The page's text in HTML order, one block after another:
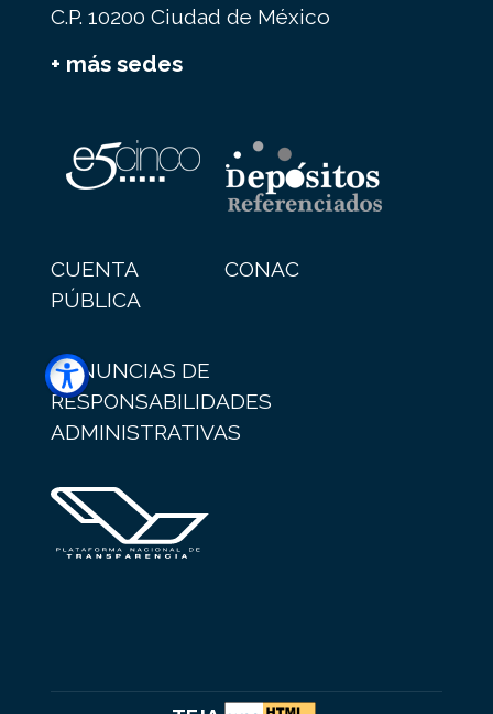
C.P. 10200 Ciudad de México
+ más sedes
CUENTA
PÚBLICA
CONAC
DENUNCIAS DE
RESPONSABILIDADES
ADMINISTRATIVAS